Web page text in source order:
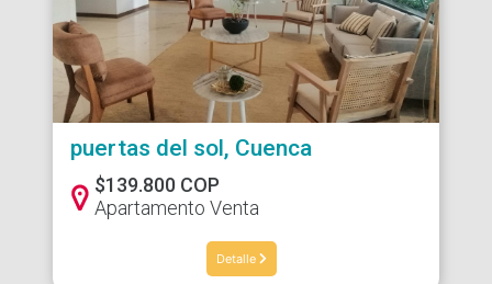
puertas del sol, Cuenca
$139.800 COP
Apartamento Venta
Detalle